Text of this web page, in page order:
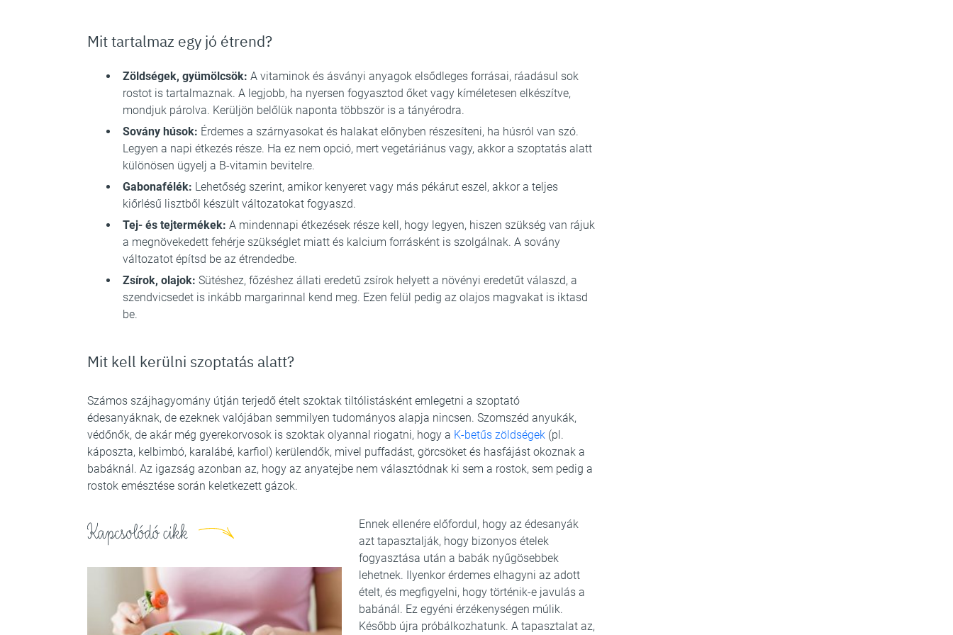
Mit tartalmaz egy jó étrend?
Zöldségek, gyümölcsök: A vitaminok és ásványi anyagok elsődleges forrásai, ráadásul sok
rostot is tartalmaznak. A legjobb, ha nyersen fogyasztod őket vagy kíméletesen elkészítve,
mondjuk párolva. Kerüljön belőlük naponta többször is a tányérodra.
Sovány húsok: Érdemes a szárnyasokat és halakat előnyben részesíteni, ha húsról van szó.
Legyen a napi étkezés része. Ha ez nem opció, mert vegetáriánus vagy, akkor a szoptatás alatt
különösen ügyelj a B-vitamin bevitelre.
Gabonafélék: Lehetőség szerint, amikor kenyeret vagy más pékárut eszel, akkor a teljes
kiőrlésű lisztből készült változatokat fogyaszd.
Tej- és tejtermékek: A mindennapi étkezések része kell, hogy legyen, hiszen szükség van rájuk
a megnövekedett fehérje szükséglet miatt és kalcium forrásként is szolgálnak. A sovány
változatot építsd be az étrendedbe.
Zsírok, olajok: Sütéshez, főzéshez állati eredetű zsírok helyett a növényi eredetűt válaszd, a
szendvicsedet is inkább margarinnal kend meg. Ezen felül pedig az olajos magvakat is iktasd
be.
Mit kell kerülni szoptatás alatt?
Számos szájhagyomány útján terjedő ételt szoktak tiltólistásként emlegetni a szoptató
édesanyáknak, de ezeknek valójában semmilyen tudományos alapja nincsen. Szomszéd anyukák,
védőnők, de akár még gyerekorvosok is szoktak olyannal riogatni, hogy a K-betűs zöldségek (pl.
káposzta, kelbimbó, karalábé, karfiol) kerülendők, mivel puffadást, görcsöket és hasfájást okoznak a
babáknál. Az igazság azonban az, hogy az anyatejbe nem választódnak ki sem a rostok, sem pedig a
rostok emésztése során keletkezett gázok.
Kapcsolódó cikk
Ennek ellenére előfordul, hogy az édesanyák
azt tapasztalják, hogy bizonyos ételek
fogyasztása után a babák nyűgösebbek
lehetnek. Ilyenkor érdemes elhagyni az adott
ételt, és megfigyelni, hogy történik-e javulás a
babánál. Ez egyéni érzékenységen múlik.
Később újra próbálkozhatunk. A tapasztalat az,